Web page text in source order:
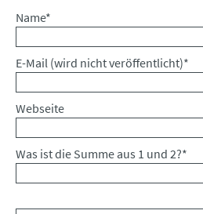
Pflichtfeld
Name*
Pflichtfeld
E-Mail (wird nicht veröffentlicht)*
Webseite
Was ist die Summe aus 1 und 2?*